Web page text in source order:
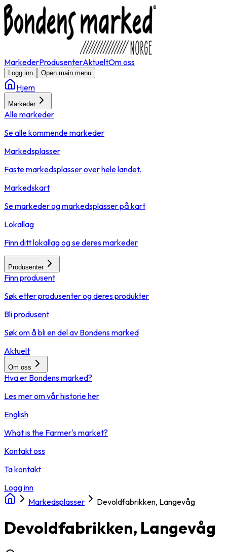
MarkederProdusenterAktueltOm oss
Logg inn Open main menu
Hjem
Markeder
Alle markeder
Se alle kommende markeder
Markedsplasser
Faste markedsplasser over hele landet.
Markedskart
Se markeder og markedsplasser på kart
Lokallag
Finn ditt lokallag og se deres markeder
Produsenter
Finn produsent
Søk etter produsenter og deres produkter
Bli produsent
Søk om å bli en del av Bondens marked
Aktuelt
Om oss
Hva er Bondens marked?
Les mer om vår historie her
English
What is the Farmer's market?
Kontakt oss
Ta kontakt
Logg inn
Markedsplasser
Devoldfabrikken, Langevåg
Devoldfabrikken, Langevåg